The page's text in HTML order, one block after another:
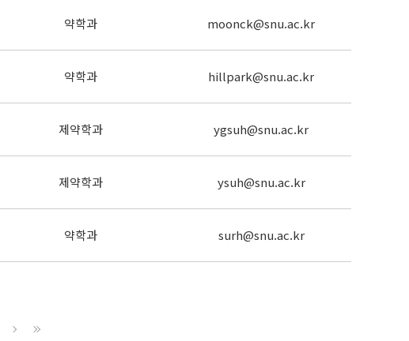
약학과 moonck@snu.ac.kr
약학과 hillpark@snu.ac.kr
제약학과 ygsuh@snu.ac.kr
제약학과 ysuh@snu.ac.kr
약학과 surh@snu.ac.kr